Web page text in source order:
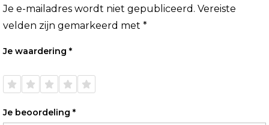
Je e-mailadres wordt niet gepubliceerd. Vereiste
velden zijn gemarkeerd met *
Je waardering *
de 5
de 5
de 5
de 5
de 5
Je beoordeling *